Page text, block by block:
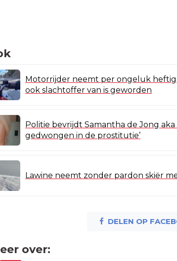
Motorrijder neemt per ongeluk
ook slachtoffer van is geworden
Politie bevrijdt Samantha de Jong
gedwongen in de prostitutie’
Lawine neemt zonder pardon skiër
DELEN OP
over: